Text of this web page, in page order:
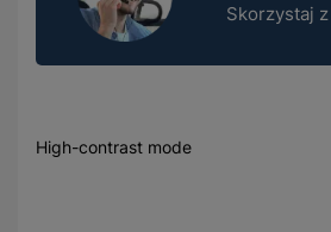
Skorzystaj
High-contrast mode